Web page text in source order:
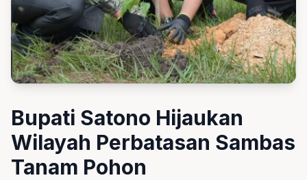
Bupati Satono Hijaukan
Wilayah Perbatasan Sambas
Tanam Pohon